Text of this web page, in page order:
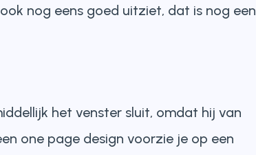
nog eens goed uitziet, dat is nog een
het venster sluit, omdat hij van
one page design voorzie je op een